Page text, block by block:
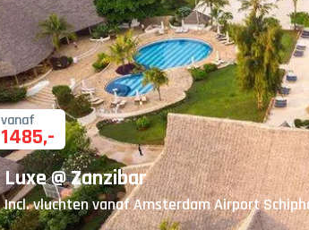
vanaf
1485,-
Luxe @ Zanzibar
Incl. vluchten vanaf Amsterdam Airport